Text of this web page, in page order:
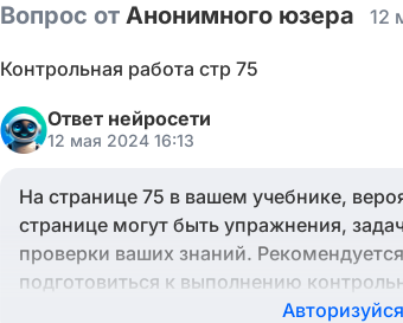
Вопрос от Анонимного юзера 12
Контрольная работа стр 75
Ответ нейросети
12 мая 2024 16:13
На странице 75 в вашем учебнике,
странице могут быть упражнения,
проверки ваших знаний.
подготовиться к выполнению
концепции и умения, представленные